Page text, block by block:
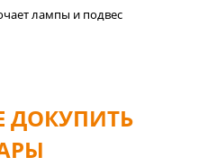
лампы и подвес
ДОКУПИТЬ